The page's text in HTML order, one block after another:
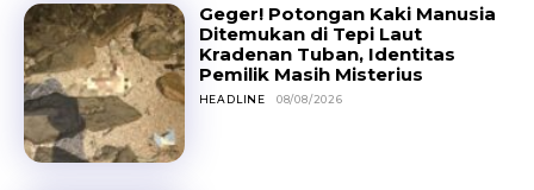
Geger! Potongan Kaki Manusia
Ditemukan di Tepi Laut
Kradenan Tuban, Identitas
Pemilik Masih Misterius
HEADLINE 08/08/2026